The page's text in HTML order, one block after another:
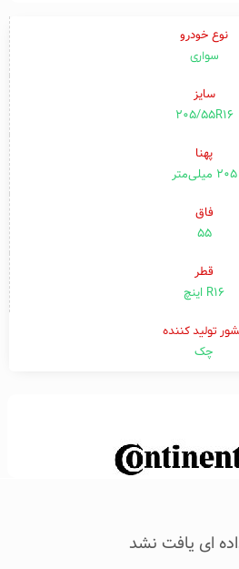
نوع خودرو
سواری
سایز
205/55R16
پهنا
۲۰۵ میلی‌متر
فاق
۵۵
قطر
R16 اینچ
تولید کننده
چک
ای یافت نشد